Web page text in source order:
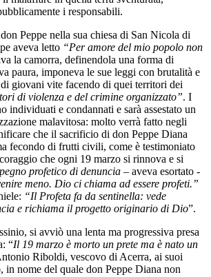
i responsabili.
Peppe nella sua chiesa di San Nicola di
aveva letto “Per amore del mio popolo non
la camorra, definendola una forma di
paura, imponeva le sue leggi con brutalità e
di giovani vite facendo di quei territori dei
di violenza e del crimine organizzato”. I
individuati e condannati e sarà assestato un
malavitosa: molto verrà fatto negli
che il sacrificio di don Peppe Diana
fecondo di frutti civili, come è testimoniato
che ogni 19 marzo si rinnova e si
profetico di denuncia – aveva esortato -
meno. Dio ci chiama ad essere profeti.”
“Il Profeta fa da sentinella: vede
e richiama il progetto originario di Dio”.
si avviò una lenta ma progressiva presa
“Il 19 marzo è morto un prete ma è nato un
Riboldi, vescovo di Acerra, ai suoi
nome del quale don Peppe Diana non